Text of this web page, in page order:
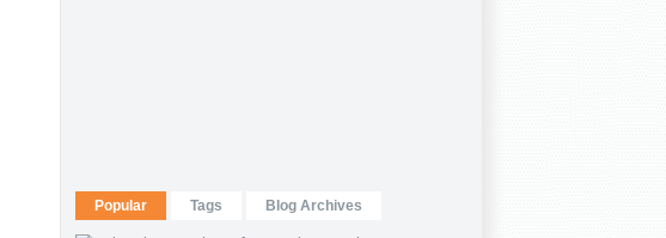
Popular Tags Blog Archives